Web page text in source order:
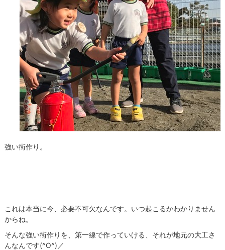
強い街作り。
これは本当に今、必要不可欠なんです。いつ起こるかわかりません
からね。
そんな強い街作りを、第一線で作っていける、それが地元の大工さ
んなんです(^O^)／